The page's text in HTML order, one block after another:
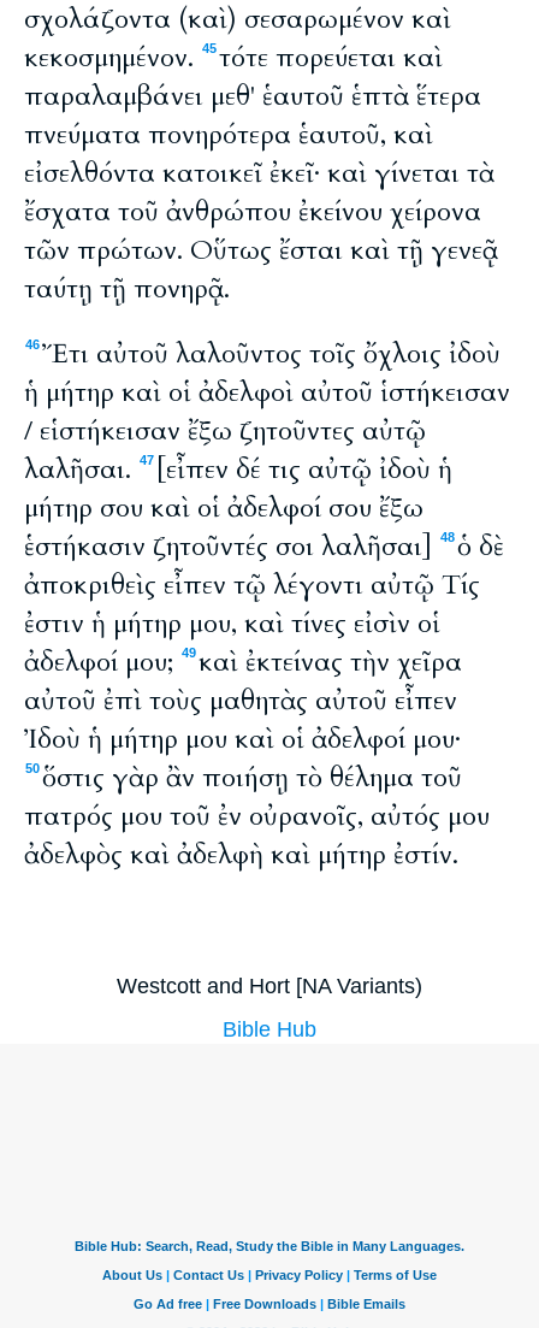
σχολάζοντα (καὶ) σεσαρωμένον καὶ
κεκοσμημένον.
45τότε πορεύεται καὶ
παραλαμβάνει μεθ' ἑαυτοῦ ἑπτὰ ἕτερα
πνεύματα πονηρότερα ἑαυτοῦ, καὶ
εἰσελθόντα κατοικεῖ ἐκεῖ· καὶ γίνεται τὰ
ἔσχατα τοῦ ἀνθρώπου ἐκείνου χείρονα
τῶν πρώτων. Οὕτως ἔσται καὶ τῇ γενεᾷ
ταύτῃ τῇ πονηρᾷ.
46Ἔτι αὐτοῦ λαλοῦντος τοῖς ὄχλοις ἰδοὺ
ἡ μήτηρ καὶ οἱ ἀδελφοὶ αὐτοῦ ἱστήκεισαν
/ εἱστήκεισαν ἔξω ζητοῦντες αὐτῷ
λαλῆσαι.
47
[εἶπεν δέ τις αὐτῷ ἰδοὺ ἡ
μήτηρ σου καὶ οἱ ἀδελφοί σου ἔξω
ἑστήκασιν ζητοῦντές σοι λαλῆσαι]
48ὁ δὲ
ἀποκριθεὶς εἶπεν τῷ λέγοντι αὐτῷ Τίς
ἐστιν ἡ μήτηρ μου, καὶ τίνες εἰσὶν οἱ
ἀδελφοί μου;
49καὶ ἐκτείνας τὴν χεῖρα
αὐτοῦ ἐπὶ τοὺς μαθητὰς αὐτοῦ εἶπεν
Ἰδοὺ ἡ μήτηρ μου καὶ οἱ ἀδελφοί μου·
50ὅστις γὰρ ἂν ποιήσῃ τὸ θέλημα τοῦ
πατρός μου τοῦ ἐν οὐρανοῖς, αὐτός μου
ἀδελφὸς καὶ ἀδελφὴ καὶ μήτηρ ἐστίν.
Westcott and Hort [NA Variants)
Bible Hub